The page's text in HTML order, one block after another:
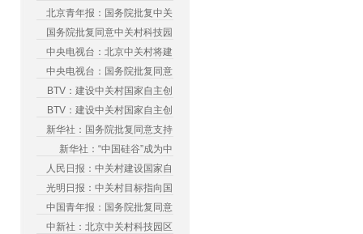
北京青年报：国务院批复中关
国务院批复同意中关村科技园
中央电视台：北京中关村将建
中央电视台：国务院批复同意
BTV：建设中关村国家自主创
BTV：建设中关村国家自主创
新华社：国务院批复同意支持
新华社：“中国硅谷”成为中
人民日报：中关村建设国家自
光明日报：中关村目标指向国
中国青年报：国务院批复同意
中新社：北京中关村科技园区